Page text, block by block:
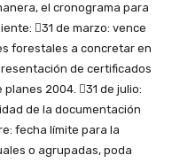
el cronograma para
31 de marzo: vence
forestales a concretar en
de certificados
2004. 31 de julio:
de la documentación
fecha límite para la
o agrupadas, poda